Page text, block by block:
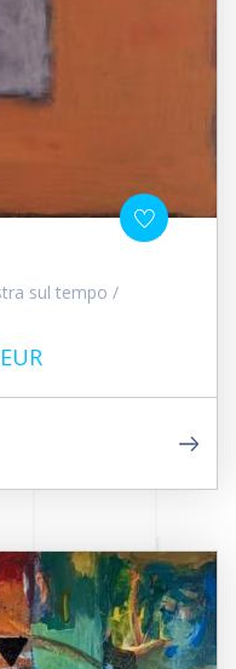
sul tempo /